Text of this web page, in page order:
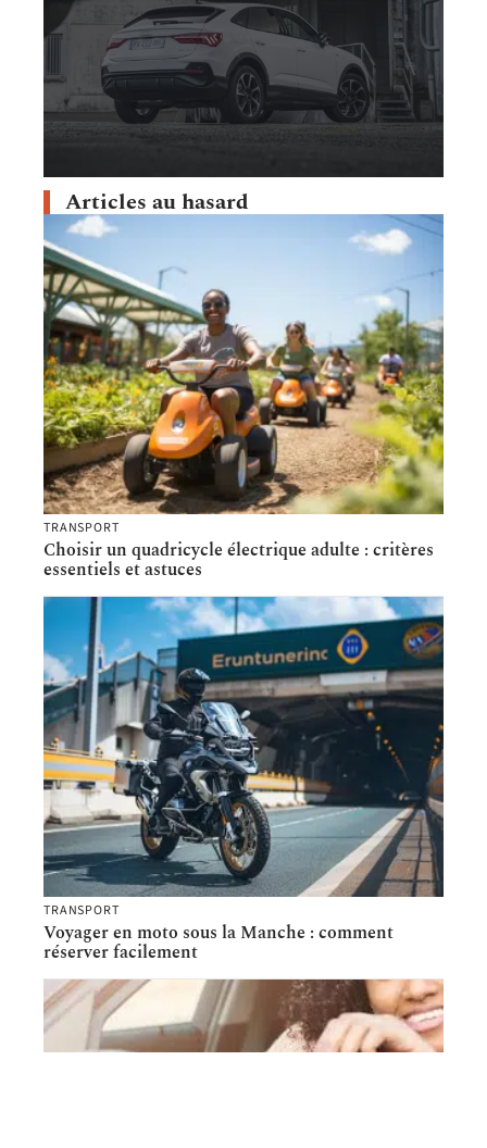
Articles au hasard
TRANSPORT
Choisir un quadricycle électrique adulte : critères
essentiels et astuces
TRANSPORT
Voyager en moto sous la Manche : comment
réserver facilement